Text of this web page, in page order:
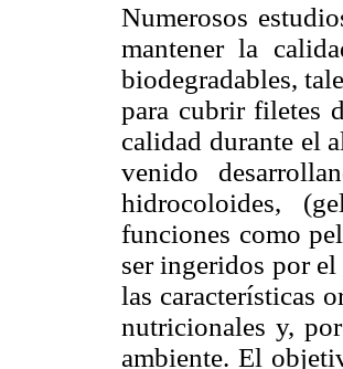
Numerosos
mantener la
biodegradables,
para cubrir filetes
calidad durante el
venido
hidrocoloides,
funciones como
ser ingeridos por
las características
nutricionales y,
ambiente. El